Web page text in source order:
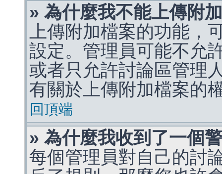
» 為什麼我不能上傳附
上傳附加檔案的功能，
設定。管理員可能不允
或者只允許討論區管理
有關於上傳附加檔案的
回頂端
» 為什麼我收到了一個
每個管理員對自己的討